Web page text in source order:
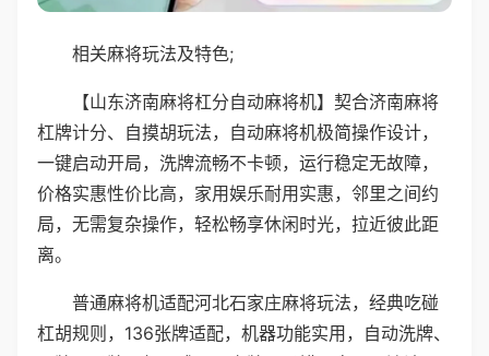
相关麻将玩法及特色;
【山东济南麻将杠分自动麻将机】契合济南麻将
杠牌计分、自摸胡玩法，自动麻将机极简操作设计，
一键启动开局，洗牌流畅不卡顿，运行稳定无故障，
价格实惠性价比高，家用娱乐耐用实惠，邻里之间约
局，无需复杂操作，轻松畅享休闲时光，拉近彼此距
离。
普通麻将机适配河北石家庄麻将玩法，经典吃碰
杠胡规则，136张牌适配，机器功能实用，自动洗牌、